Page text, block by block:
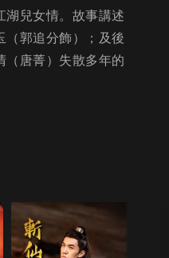
湖兒女情。故事講述
（郭追分飾）；及後
（唐菁）失散多年的